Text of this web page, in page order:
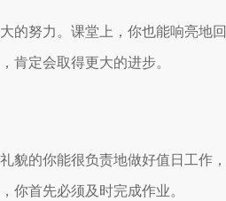
的努力。课堂上，你也能响亮地回
肯定会取得更大的进步。
貌的你能很负责地做好值日工作，
首先必须及时完成作业。